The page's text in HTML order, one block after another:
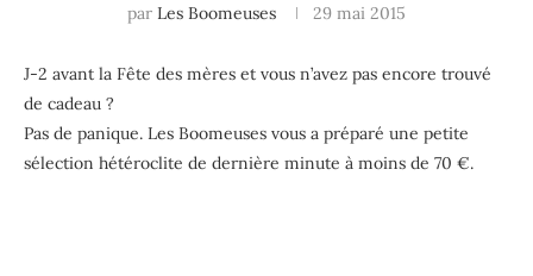
par Les Boomeuses 29 mai 2015
J-2 avant la Fête des mères et vous n’avez pas encore trouvé
de cadeau ?
Pas de panique. Les Boomeuses vous a préparé une petite
sélection hétéroclite de dernière minute à moins de 70 €.